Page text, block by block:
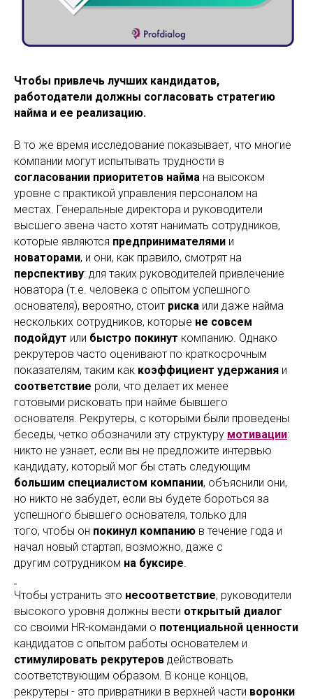
Чтобы привлечь лучших кандидатов,
работодатели должны согласовать стратегию
найма и ее реализацию.
В то же время исследование показывает, что многие
компании могут испытывать трудности в
согласовании приоритетов найма на высоком
уровне с практикой управления персоналом на
местах. Генеральные директора и руководители
высшего звена часто хотят нанимать сотрудников,
которые являются предпринимателями и
новаторами, и они, как правило, смотрят на
перспективу: для таких руководителей привлечение
новатора (т.е. человека с опытом успешного
основателя), вероятно, стоит риска или даже найма
нескольких сотрудников, которые не совсем
подойдут или быстро покинут компанию. Однако
рекрутеров часто оценивают по краткосрочным
показателям, таким как коэффициент удержания и
соответствие роли, что делает их менее
готовыми рисковать при найме бывшего
основателя. Рекрутеры, с которыми были проведены
беседы, четко обозначили эту структуру мотивации:
никто не узнает, если вы не предложите интервью
кандидату, который мог бы стать следующим
большим специалистом компании, объяснили они,
но никто не забудет, если вы будете бороться за
успешного бывшего основателя, только для
того, чтобы он покинул компанию в течение года и
начал новый стартап, возможно, даже с
другим сотрудником на буксире.
Чтобы устранить это несоответствие, руководители
высокого уровня должны вести открытый диалог
со своими HR-командами о потенциальной ценности
кандидатов с опытом работы основателем и
стимулировать рекрутеров действовать
соответствующим образом. В конце концов,
рекрутеры - это привратники в верхней части воронки